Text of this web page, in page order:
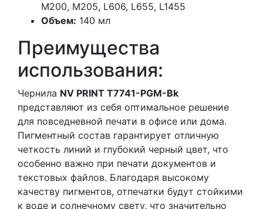
M200, M205, L606, L655, L1455
Объем: 140 мл
Преимущества
использования:
Чернила NV PRINT T7741-PGM-Bk
представляют из себя оптимальное решение
для повседневной печати в офисе или дома.
Пигментный состав гарантирует отличную
четкость линий и глубокий черный цвет, что
особенно важно при печати документов и
текстовых файлов. Благодаря высокому
качеству пигментов, отпечатки будут стойкими
к воде и солнечному свету, что значительно